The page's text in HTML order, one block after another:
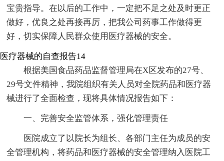
宝贵指导。在以后的工作中，一定把不足之处及时更正
做好，优良之处再接再厉，把我公司药事工作做得更
好，切实保障人民群众使用医疗器械的安全。
医疗器械的自查报告14
根据美国食品药品监督管理局在X区发布的27号、
29号文件精神，我院组织有关人员对全院药品和医疗器
械进行了全面检查，现将具体情况报告如下：
一、完善安全监管体系，强化管理责任
医院成立了以院长为组长、各部门主任为成员的安
全管理机构，将药品和医疗器械的安全管理纳入医院工